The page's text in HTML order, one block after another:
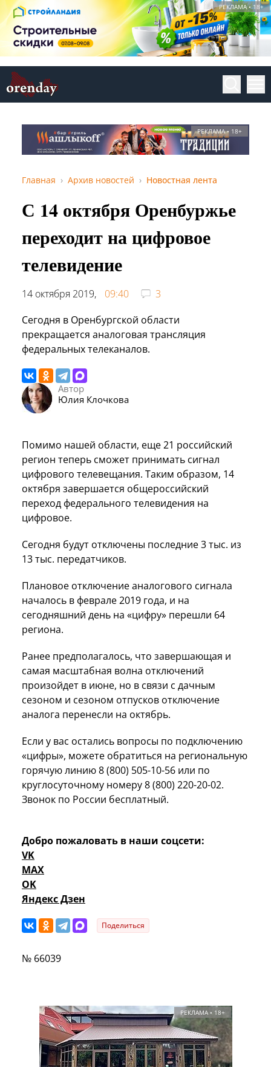
РЕКЛАМА • 18+
РЕКЛАМА • 18+
Главная Архив новостей Новостная лента
С 14 октября Оренбуржье
переходит на цифровое
телевидение
14 октября 2019, 09:40
3
Сегодня в Оренбургской области
прекращается аналоговая трансляция
федеральных телеканалов.
Автор
Юлия Клочкова
Помимо нашей области, еще 21 российский
регион теперь сможет принимать сигнал
цифрового телевещания. Таким образом, 14
октября завершается общероссийский
переход федерального телевидения на
цифровое.
Сегодня будут отключены последние 3 тыс. из
13 тыс. передатчиков.
Плановое отключение аналогового сигнала
началось в феврале 2019 года, и на
сегодняшний день на «цифру» перешли 64
региона.
Ранее предполагалось, что завершающая и
самая масштабная волна отключений
произойдет в июне, но в связи с дачным
сезоном и сезоном отпусков отключение
аналога перенесли на октябрь.
Если у вас остались вопросы по подключению
«цифры», можете обратиться на региональную
горячую линию 8 (800) 505-10-56 или по
круглосуточному номеру 8 (800) 220-20-02.
Звонок по России бесплатный.
Добро пожаловать в наши соцсети:
VK
MAX
OK
Яндекс Дзен
Поделиться
№ 66039
РЕКЛАМА • 18+